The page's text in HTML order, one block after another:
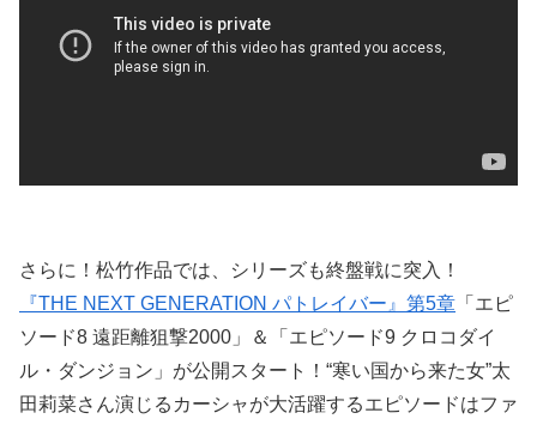
さらに！松竹作品では、シリーズも終盤戦に突入！
『THE NEXT GENERATION パトレイバー』第5章 「エピ
ソード8 遠距離狙撃2000」＆「エピソード9 クロコダイ
ル・ダンジョン」が公開スタート！“寒い国から来た女”太
田莉菜さん演じるカーシャが大活躍するエピソードはファ